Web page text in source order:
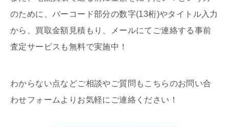
のために、バーコード部分の数字(13桁)やタイトル入力
から、買取金額見積もり、メールにてご連絡する事前
査定サービスも無料で実施中！
わからない点などご相談やご質問もこちらのお問い合
わせフォームよりお気軽にご連絡ください！